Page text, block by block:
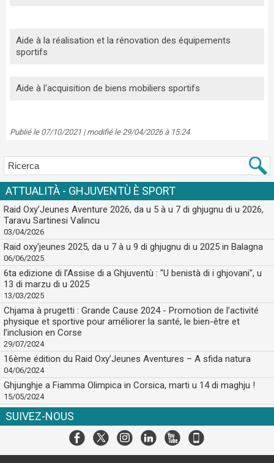
Aide à la réalisation et la rénovation des équipements
sportifs
Aide à l'acquisition de biens mobiliers sportifs
Publié le 07/10/2021 | modifié le 29/04/2026 à 15:24
ATTUALITÀ - GHJUVENTÙ È SPORT
Raid Oxy’Jeunes Aventure 2026, da u 5 à u 7 di ghjugnu di u 2026,
Taravu Sartinesi Valincu
03/04/2026
Raid oxy'jeunes 2025, da u 7 à u 9 di ghjugnu di u 2025 in Balagna
06/06/2025
6ta edizione di l’Assise di a Ghjuventù : "U benistà di i ghjovani", u
13 di marzu di u 2025
13/03/2025
Chjama à prugetti : Grande Cause 2024 - Promotion de l’activité
physique et sportive pour améliorer la santé, le bien-être et
l’inclusion en Corse
29/07/2024
16ème édition du Raid Oxy’Jeunes Aventures – A sfida natura
04/06/2024
Ghjunghje a Fiamma Olimpica in Corsica, marti u 14 di maghju !
15/05/2024
SUIVEZ-NOUS